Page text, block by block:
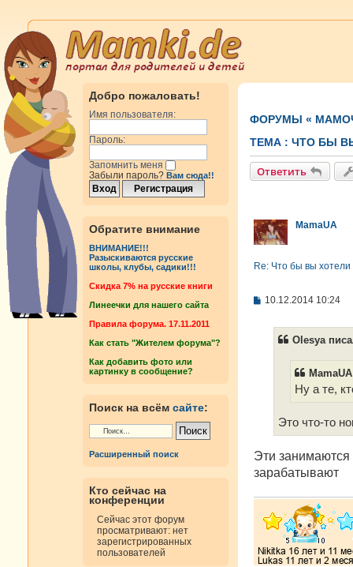
Добро пожаловать!
Имя пользователя:
Пароль:
Запомнить меня
Забыли пароль? Вам сюда!!
Обратите внимание
ВНИМАНИЕ!!!
Разыскиваются русские
школы, клубы, садики!!!
Cкидка 7% на русские книги
Линеечки для нашего сайта
Правила форума. 17.11.2011
Как стать "Жителем форума"?
Как добавить фото или
картинку в сообщение?
Поиск на всём сайте:
Расширенный поиск
Кто сейчас на
конференции
Сейчас этот форум
просматривают: нет
зарегистрированных
пользователей
ФОРУМЫ «
ТЕМА : ЧТО БЫ
Ответить
MamaUA
Re: Что бы вы хотели
С10.12.2014 10:24
Olesya
Ну а те,
Это что-то
Эти занимаются
зарабатывают